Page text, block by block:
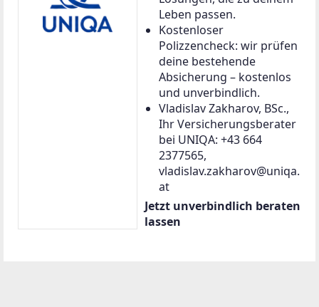
Leben passen.
Kostenloser
Polizzencheck: wir prüfen
deine bestehende
Absicherung – kostenlos
und unverbindlich.
Vladislav Zakharov, BSc.,
Ihr Versicherungsberater
bei UNIQA: +43 664
2377565,
vladislav.zakharov@uniqa.
at
Jetzt unverbindlich beraten
lassen